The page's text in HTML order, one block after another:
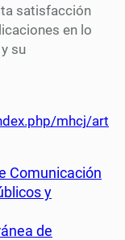
satisfacción
en lo
su
mhcj/art
Comunicación
y
de